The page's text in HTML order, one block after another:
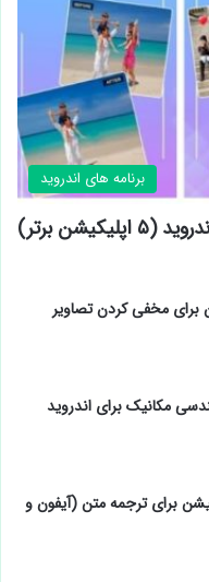
برنامه های اندروید
برتر)
برای مخفی کردن تصاویر
اپلیکیشن برای ترجمه متن (آیفون و